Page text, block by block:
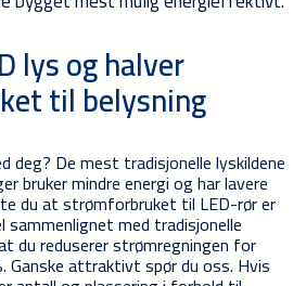
lys oghalver
til belysning
deg? De mest tradisjonelle lyskildene
bruker mindre energi og har lavere
du at strømforbruket til LED-rør er
sammenlignet med tradisjonelle
du reduserer strømregningen for
Ganske attraktivt spør du oss. Hvis